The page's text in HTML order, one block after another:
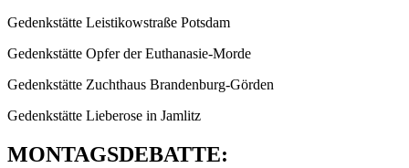
Gedenkstätte Leistikowstraße Potsdam
Gedenkstätte Opfer der Euthanasie-Morde
Gedenkstätte Zuchthaus Brandenburg-Görden
Gedenkstätte Lieberose in Jamlitz
MONTAGSDEBATTE: